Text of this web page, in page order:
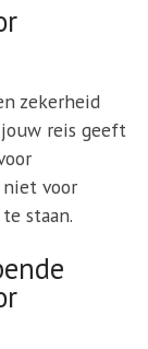
zekerheid
reis geeft
voor
staan.